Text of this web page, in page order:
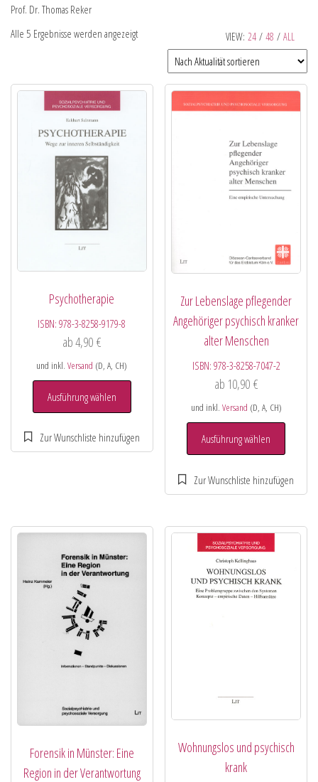
Prof. Dr. Thomas Reker
VIEW: 24 / 48 / ALL
Alle 5 Ergebnisse werden angezeigt
Psychotherapie
ISBN:978-3-8258-9179-8
ab4,90 €
und inkl.Versand (D, A, CH)
Ausführung wählen
Zur Lebenslage pflegender
Angehöriger psychisch kranker
alter Menschen
ISBN: 978-3-8258-7047-2
ab 10,90 €
und inkl. Versand (D, A, CH)
Ausführung wählen
Forensik in Münster: Eine
Region in der Verantwortung
Wohnungslos und psychisch
krank